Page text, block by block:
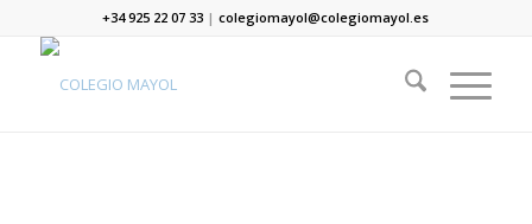
+34 925 22 07 33 |colegiomayol@colegiomayol.es